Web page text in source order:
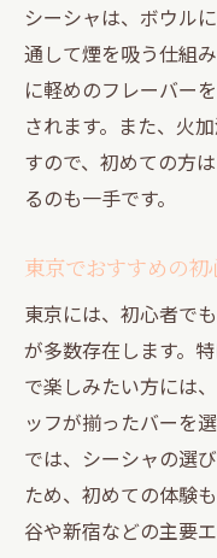
フレーバー
人気フレー
東京のシーシャ
魅力
独自フレー
バー
バーのシ
独自フレー
東京のシー
シーシャバ
み方
自分だけのシ
オリジナル
シーシャは、ボウル
通して煙を吸う仕組
に軽めのフレーバー
されます。また、火
すので、初めての方
るのも一手です。
東京でおすすめの
東京には、初心者で
が多数存在します。
で楽しみたい方には
ッフが揃ったバーを
では、シーシャの選
ため、初めての体験
谷や新宿などの主要